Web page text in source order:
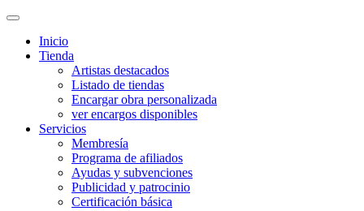
Inicio
Tienda
Artistas destacados
Listado de tiendas
Encargar obra personalizada
ver encargos disponibles
Servicios
Membresía
Programa de afiliados
Ayudas y subvenciones
Publicidad y patrocinio
Certificación básica